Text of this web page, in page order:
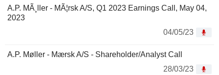
A.P. MÃ¸ller - MÃ¦rsk A/S, Q1 2023 Earnings Call, May 04,
2023
04/05/23
A.P. Møller - Mærsk A/S - Shareholder/Analyst Call
28/03/23